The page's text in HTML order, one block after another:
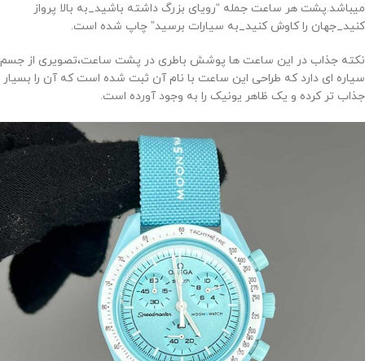
میباشد.پشت هر ساعت جمله “رویای بزرگ داشته باشید_به بالا پرواز
کنید_جهان را کاوش کنید_به سیارات برسید” چاپ شده است.
نکته جذاب در این ساعت ها پوشش باطری در پشت ساعت،تصویری از جسم
سیاره ای دارد که طراحی این ساعت با نام آن ثبت شده است که آن را بسیار
جذاب تر کرده و یک ظاهر یونیک را به وجود آورده است.